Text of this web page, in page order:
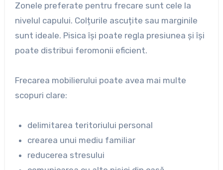
Zonele preferate pentru frecare sunt cele la
nivelul capului. Colțurile ascuțite sau marginile
sunt ideale. Pisica își poate regla presiunea și își
poate distribui feromonii eficient.
Frecarea mobilierului poate avea mai multe
scopuri clare:
delimitarea teritoriului personal
crearea unui mediu familiar
reducerea stresului